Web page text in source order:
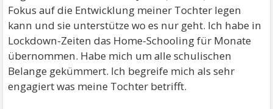
Fokus auf die Entwicklung meiner Tochter legen
kann und sie unterstütze wo es nur geht. Ich habe in
Lockdown-Zeiten das Home-Schooling für Monate
übernommen. Habe mich um alle schulischen
Belange gekümmert. Ich begreife mich als sehr
engagiert was meine Tochter betrifft.